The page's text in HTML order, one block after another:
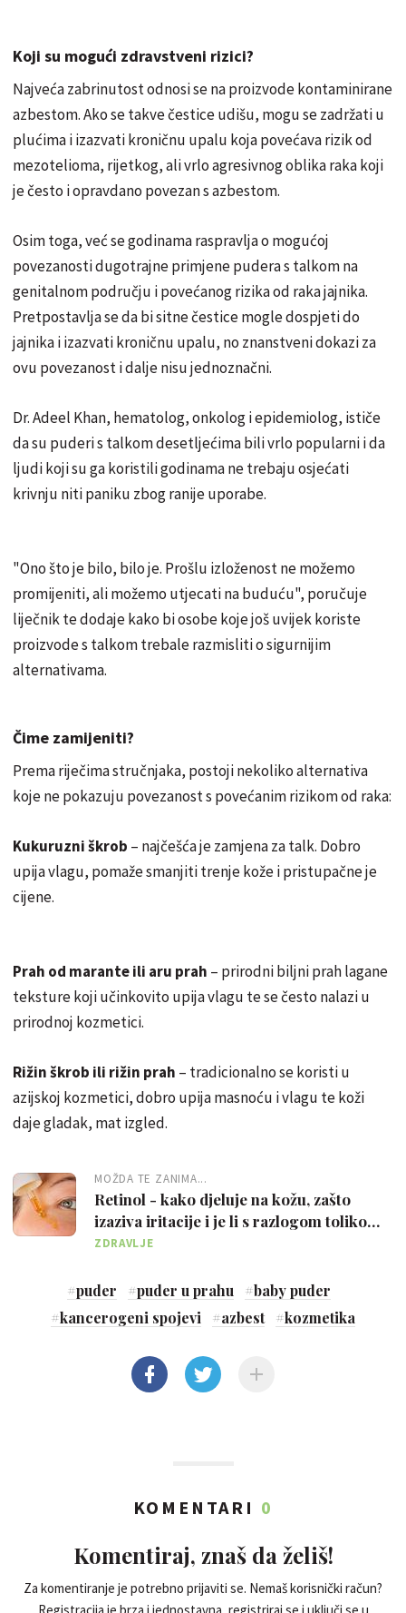
Koji su mogući zdravstveni rizici?
Najveća zabrinutost odnosi se na proizvode kontaminirane
azbestom. Ako se takve čestice udišu, mogu se zadržati u
plućima i izazvati kroničnu upalu koja povećava rizik od
mezotelioma, rijetkog, ali vrlo agresivnog oblika raka koji
je često i opravdano povezan s azbestom.
Osim toga, već se godinama raspravlja o mogućoj
povezanosti dugotrajne primjene pudera s talkom na
genitalnom području i povećanog rizika od raka jajnika.
Pretpostavlja se da bi sitne čestice mogle dospjeti do
jajnika i izazvati kroničnu upalu, no znanstveni dokazi za
ovu povezanost i dalje nisu jednoznačni.
Dr. Adeel Khan, hematolog, onkolog i epidemiolog, ističe
da su puderi s talkom desetljećima bili vrlo popularni i da
ljudi koji su ga koristili godinama ne trebaju osjećati
krivnju niti paniku zbog ranije uporabe.
"Ono što je bilo, bilo je. Prošlu izloženost ne možemo
promijeniti, ali možemo utjecati na buduću", poručuje
liječnik te dodaje kako bi osobe koje još uvijek koriste
proizvode s talkom trebale razmisliti o sigurnijim
alternativama.
Čime zamijeniti?
Prema riječima stručnjaka, postoji nekoliko alternativa
koje ne pokazuju povezanost s povećanim rizikom od raka:
Kukuruzni škrob – najčešća je zamjena za talk. Dobro
upija vlagu, pomaže smanjiti trenje kože i pristupačne je
cijene.
Prah od marante ili aru prah – prirodni biljni prah lagane
teksture koji učinkovito upija vlagu te se često nalazi u
prirodnoj kozmetici.
Rižin škrob ili rižin prah – tradicionalno se koristi u
azijskoj kozmetici, dobro upija masnoću i vlagu te koži
daje gladak, mat izgled.
MOŽDA TE ZANIMA...
Retinol - kako djeluje na kožu, zašto
izaziva iritacije i je li s razlogom toliko
popularan
ZDRAVLJE
#puder #puder u prahu #baby puder
#kancerogeni spojevi #azbest #kozmetika
KOMENTARI 0
Komentiraj, znaš da želiš!
Za komentiranje je potrebno prijaviti se. Nemaš korisnički račun?